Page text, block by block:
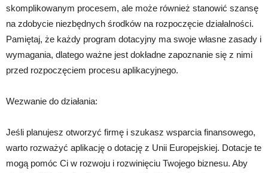
skomplikowanym procesem, ale może również stanowić szansę
na zdobycie niezbędnych środków na rozpoczęcie działalności.
Pamiętaj, że każdy program dotacyjny ma swoje własne zasady i
wymagania, dlatego ważne jest dokładne zapoznanie się z nimi
przed rozpoczęciem procesu aplikacyjnego.
Wezwanie do działania:
Jeśli planujesz otworzyć firmę i szukasz wsparcia finansowego,
warto rozważyć aplikację o dotację z Unii Europejskiej. Dotacje te
mogą pomóc Ci w rozwoju i rozwinięciu Twojego biznesu. Aby